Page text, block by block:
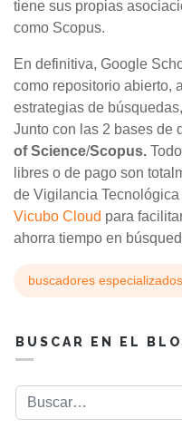
tiene sus propias
como Scopus.
En definitiva, Google
como repositorio abierto,
estrategias de
Junto con las 2 bases de
of Science/Scopus.
libres o de pago son
de Vigilancia
Vicubo Cloud para
ahorra tiempo en
buscadores especializados
BUSCAR EN EL
Buscar